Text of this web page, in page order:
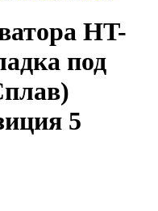
HT-
под
5